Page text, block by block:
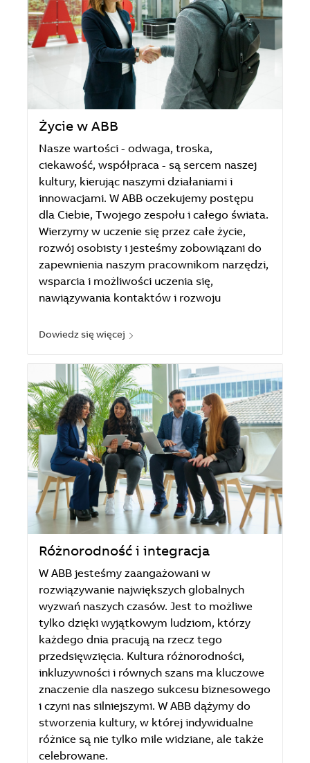
Życie w ABB
Nasze wartości - odwaga, troska,
ciekawość, współpraca - są sercem naszej
kultury, kierując naszymi działaniami i
innowacjami. W ABB oczekujemy postępu
dla Ciebie, Twojego zespołu i całego świata.
Wierzymy w uczenie się przez całe życie,
rozwój osobisty i jesteśmy zobowiązani do
zapewnienia naszym pracownikom narzędzi,
wsparcia i możliwości uczenia się,
nawiązywania kontaktów i rozwoju
Dowiedz się więcej
Różnorodność i integracja
W ABB jesteśmy zaangażowani w
rozwiązywanie największych globalnych
wyzwań naszych czasów. Jest to możliwe
tylko dzięki wyjątkowym ludziom, którzy
każdego dnia pracują na rzecz tego
przedsięwzięcia. Kultura różnorodności,
inkluzywności i równych szans ma kluczowe
znaczenie dla naszego sukcesu biznesowego
i czyni nas silniejszymi. W ABB dążymy do
stworzenia kultury, w której indywidualne
różnice są nie tylko mile widziane, ale także
celebrowane.